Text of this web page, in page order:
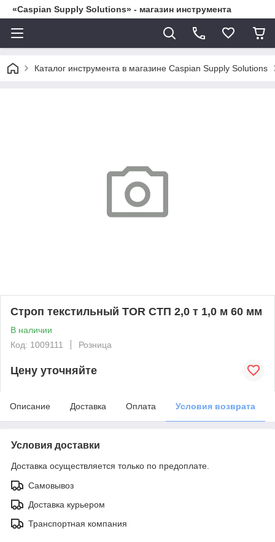
«Caspian Supply Solutions» - магазин инструмента
Каталог инструмента в магазине Caspian Supply Solutions
Строп текстильный TOR СТП 2,0 т 1,0 м 60 мм
В наличии
Код: 1009111
Розница
Цену уточняйте
Описание Доставка Оплата Условия возврата
Условия доставки
Доставка осуществляется только по предоплате.
Самовывоз
Доставка курьером
Транспортная компания